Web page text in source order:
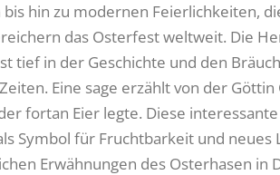
hin zu modernen Feierlichkeiten,
das Osterfest weltweit. Die
tief in der Geschichte und den
Eine sage erzählt von der
fortan Eier legte. Diese
Symbol für Fruchtbarkeit und
Erwähnungen des Osterhasen in